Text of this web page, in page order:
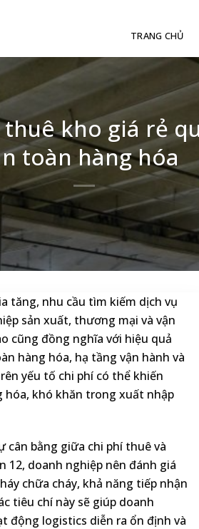
TRANG CHỦ
kho giá rẻ
toàn hàng hóa
tăng, nhu cầu tìm kiếm dịch vụ
sản xuất, thương mại và vận
cũng đồng nghĩa với hiệu quả
hàng hóa, hạ tầng vận hành và
yếu tố chi phí có thể khiến
khó khăn trong xuất nhập
cân bằng giữa chi phí thuê và
12, doanh nghiệp nên đánh giá
chữa cháy, khả năng tiếp nhận
tiêu chí này sẽ giúp doanh
động logistics diễn ra ổn định và